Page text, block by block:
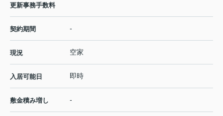
更新事務手数料
契約期間 -
現況 空家
入居可能日 即時
敷金積み増し -